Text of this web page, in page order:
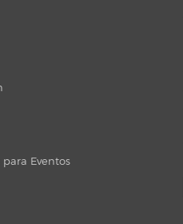
Eventos